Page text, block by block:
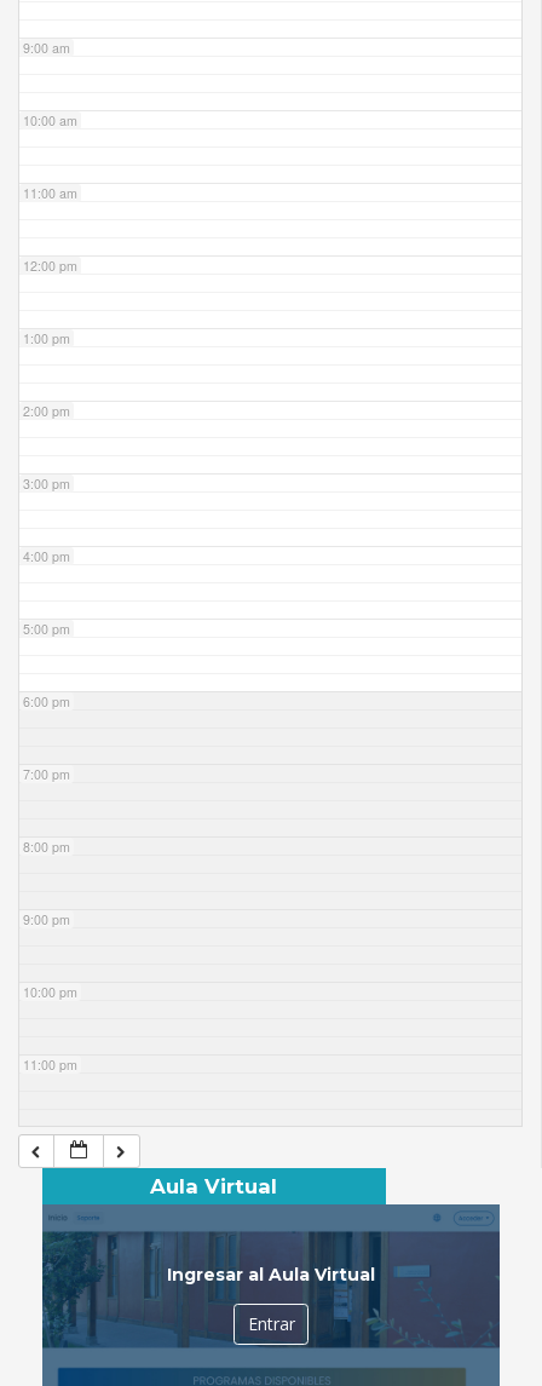
9:00 am
10:00 am
11:00 am
12:00 pm
1:00 pm
2:00 pm
3:00 pm
4:00 pm
5:00 pm
6:00 pm
7:00 pm
8:00 pm
9:00 pm
10:00 pm
11:00 pm
Aula Virtual
Ingresar al Aula Virtual
Entrar